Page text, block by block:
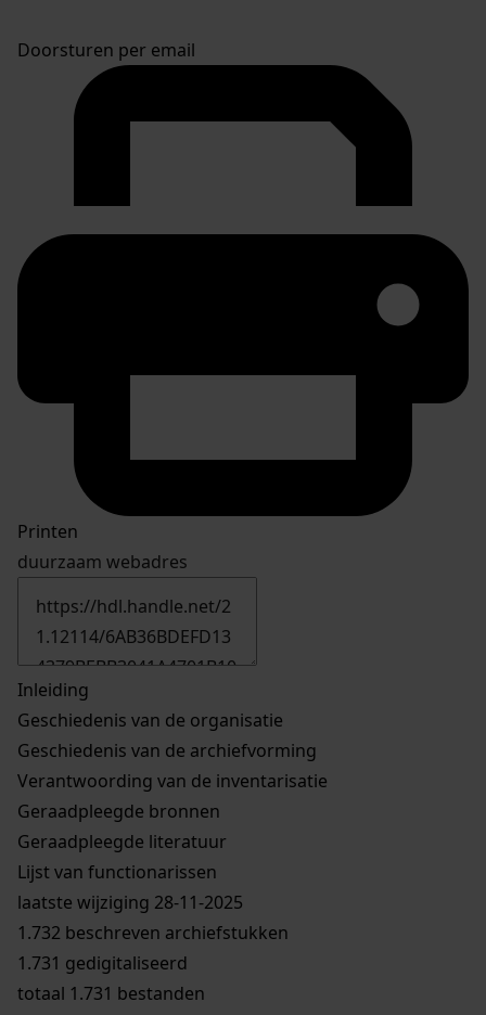
Doorsturen per email
Printen
duurzaam webadres
Inleiding
Geschiedenis van de organisatie
Geschiedenis van de archiefvorming
Verantwoording van de inventarisatie
Geraadpleegde bronnen
Geraadpleegde literatuur
Lijst van functionarissen
laatste wijziging 28-11-2025
1.732 beschreven archiefstukken
1.731 gedigitaliseerd
totaal 1.731 bestanden